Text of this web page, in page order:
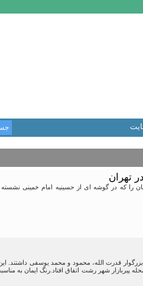
تهران
را که در گوشه ای از حسینیه امام خمینی
۱۳۸۰ ایشان دیداری از خانواده شهیدان بزرگوار قدرت الله، محمود و محمد
اردیبهشت ۸۰ ـ در منزل شهیدان یوسفی در محله پیربازار شهر رشت اتفاق